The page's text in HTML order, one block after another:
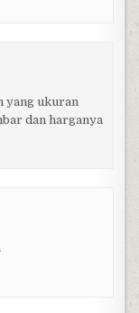
yang ukuran
dan harganya